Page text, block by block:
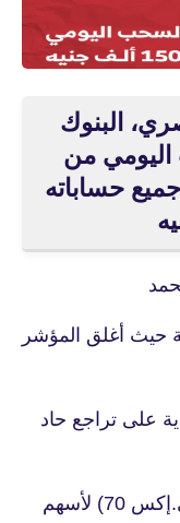
البنوك
من
حساباته
حيث أغلق المؤشر
القيادية على تراجع حاد
و281 نقطة، كما هوى مؤشر (إي.جي.إكس 70) لأسهم